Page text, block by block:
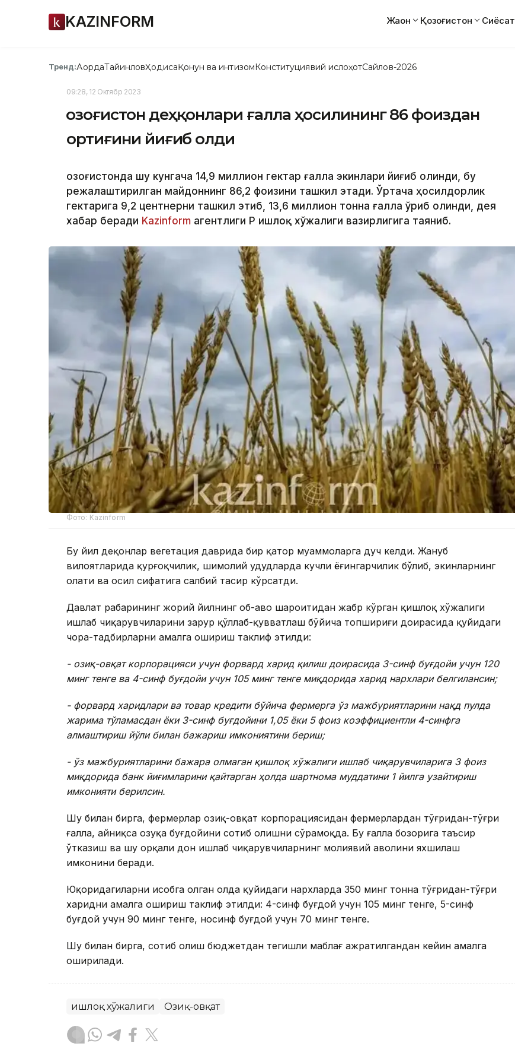
KAZINFORM Жаҳон Қозоғистон Сиёсат
Тренд:АқордаТайинловҲодисаҚонун ва интизомКонституциявий ислоҳотСайлов-2026
09:28, 12 Октябр 2023
Қозоғистон деҳқонлари ғалла ҳосилининг 86 фоиздан
ортиғини йиғиб олди
Қозоғистонда шу кунгача 14,9 миллион гектар ғалла экинлари йиғиб олинди, бу
режалаштирилган майдоннинг 86,2 фоизини ташкил этади. Ўртача ҳосилдорлик
гектарига 9,2 центнерни ташкил этиб, 13,6 миллион тонна ғалла ўриб олинди, дея
хабар беради Kazinform агентлиги ҚР Қишлоқ хўжалиги вазирлигига таяниб.
Фото: Kazinform
Бу йил деҳқонлар вегетация даврида бир қатор муаммоларга дуч келди. Жануб
вилоятларида қурғоқчилик, шимолий ҳудудларда кучли ёғингарчилик бўлиб, экинларнинг
ҳолати ва ҳосил сифатига салбий тасир кўрсатди.
Давлат раҳбарининг жорий йилнинг об-ҳаво шароитидан жабр кўрган қишлоқ хўжалиги
ишлаб чиқарувчиларини зарур қўллаб-қувватлаш бўйича топшириғи доирасида қуйидаги
чора-тадбирларни амалга ошириш таклиф этилди:
- озиқ-овқат корпорацияси учун форвард харид қилиш доирасида 3-синф буғдойи учун 120
минг тенге ва 4-синф буғдойи учун 105 минг тенге миқдорида харид нархлари белгилансин;
- форвард харидлари ва товар кредити бўйича фермерга ўз мажбуриятларини нақд пулда
жарима тўламасдан ёки 3-синф буғдойини 1,05 ёки 5 фоиз коэффициентли 4-синфга
алмаштириш йўли билан бажариш имкониятини бериш;
- ўз мажбуриятларини бажара олмаган қишлоқ хўжалиги ишлаб чиқарувчиларига 3 фоиз
миқдорида банк йиғимларини қайтарган ҳолда шартнома муддатини 1 йилга узайтириш
имконияти берилсин.
Шу билан бирга, фермерлар озиқ-овқат корпорациясидан фермерлардан тўғридан-тўғри
ғалла, айниқса озуқа буғдойини сотиб олишни сўрамоқда. Бу ғалла бозорига таъсир
ўтказиш ва шу орқали дон ишлаб чиқарувчиларнинг молиявий аҳволини яхшилаш
имконини беради.
Юқоридагиларни ҳисобга олган ҳолда қуйидаги нархларда 350 минг тонна тўғридан-тўғри
харидни амалга ошириш таклиф этилди: 4-синф буғдой учун 105 минг тенге, 5-синф
буғдой учун 90 минг тенге, носинф буғдой учун 70 минг тенге.
Шу билан бирга, сотиб олиш бюджетдан тегишли маблағ ажратилгандан кейин амалга
оширилади.
Қишлоқ хўжалиги Озиқ-овқат